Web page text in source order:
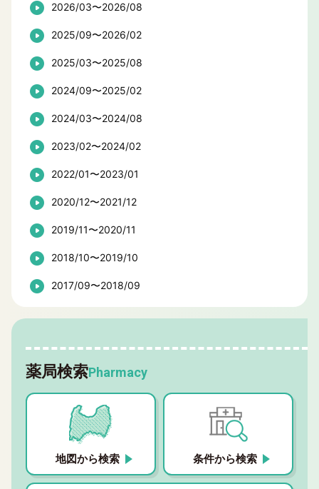
2026/03〜2026/08
2025/09〜2026/02
2025/03〜2025/08
2024/09〜2025/02
2024/03〜2024/08
2023/02〜2024/02
2022/01〜2023/01
2020/12〜2021/12
2019/11〜2020/11
2018/10〜2019/10
2017/09〜2018/09
薬局検索Pharmacy
地図から検索 条件から検索